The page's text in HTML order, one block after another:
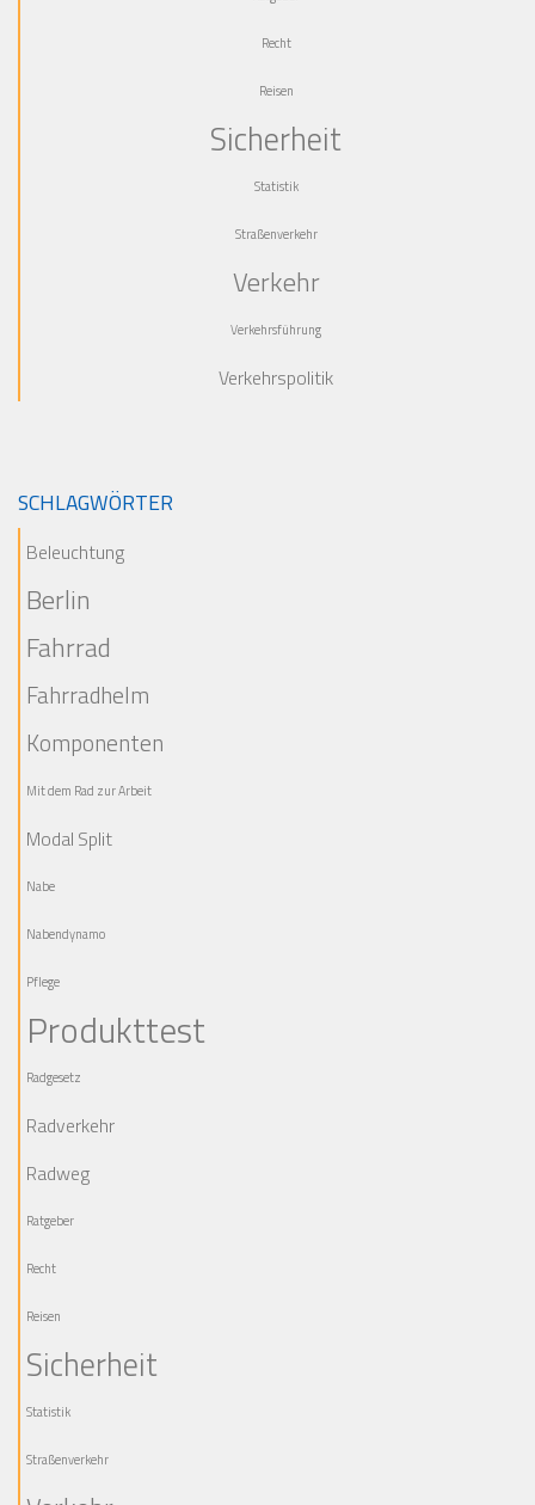
Recht
Reisen
Sicherheit
Statistik
Straßenverkehr
Verkehr
Verkehrsführung
Verkehrspolitik
SCHLAGWÖRTER
Beleuchtung
Berlin
Fahrrad
Fahrradhelm
Komponenten
Mit dem Rad zur Arbeit
Modal Split
Nabe
Nabendynamo
Pflege
Produkttest
Radgesetz
Radverkehr
Radweg
Ratgeber
Recht
Reisen
Sicherheit
Statistik
Straßenverkehr